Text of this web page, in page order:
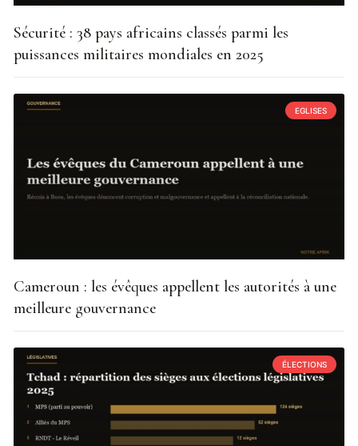
Sécurité : 38 pays africains classés parmi les
puissances militaires mondiales en 2025
EGLISES
Cameroun : les évêques appellent les autorités à une
meilleure gouvernance
ÉLECTIONS